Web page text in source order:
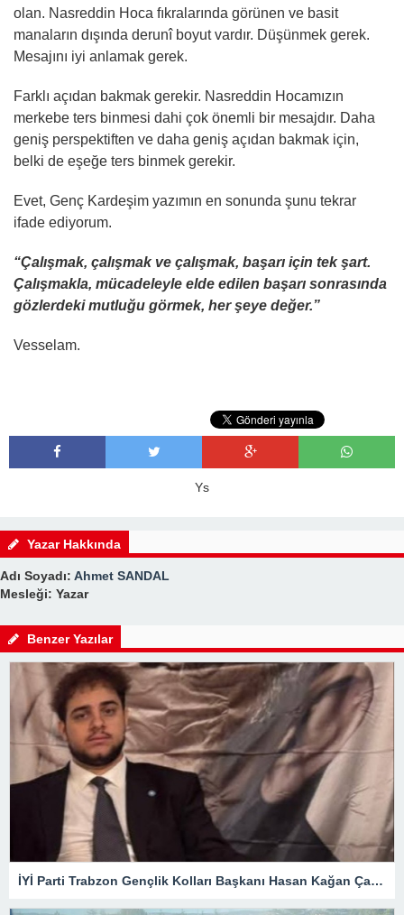
olan. Nasreddin Hoca fıkralarında görünen ve basit
manaların dışında derunî boyut vardır. Düşünmek gerek.
Mesajını iyi anlamak gerek.
Farklı açıdan bakmak gerekir. Nasreddin Hocamızın
merkebe ters binmesi dahi çok önemli bir mesajdır. Daha
geniş perspektiften ve daha geniş açıdan bakmak için,
belki de eşeğe ters binmek gerekir.
Evet, Genç Kardeşim yazımın en sonunda şunu tekrar
ifade ediyorum.
“Çalışmak, çalışmak ve çalışmak, başarı için tek şart.
Çalışmakla, mücadeleyle elde edilen başarı sonrasında
gözlerdeki mutluğu görmek, her şeye değer.”
Vesselam.
Ys
Yazar Hakkında
Adı Soyadı: Ahmet SANDAL
Mesleği: Yazar
Benzer Yazılar
İYİ Parti Trabzon Gençlik Kolları Başkanı Hasan Kağan Çakıroğlu’ndan Mattia Ahmet Minguzzi Davasına Tepki